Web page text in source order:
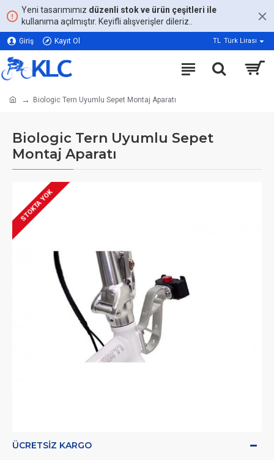
Yeni tasarımımız düzenli stok ve ürün çeşitleri ile
kullanıma açılmıştır. Keyifli alışverişler dileriz..
Giriş Kayıt Ol TL Türk Lirası
Biologic Tern Uyumlu Sepet Montaj Aparatı
Biologic Tern Uyumlu Sepet
Montaj Aparatı
STOKTA YOK
ÜCRETSIZ KARGO